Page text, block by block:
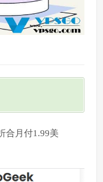
合月付1.99美